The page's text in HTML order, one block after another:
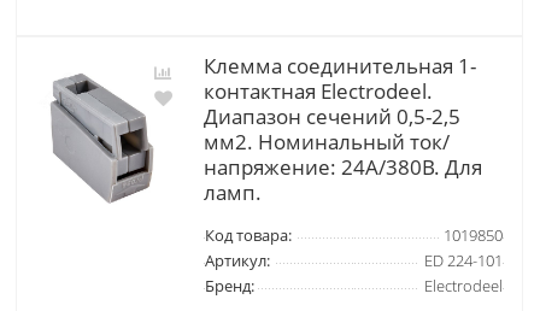
Клемма соединительная 1-
контактная Elеctrodeel.
Диапазон сечений 0,5-2,5
мм2. Номинальный ток/
напряжение: 24А/380В. Для
ламп.
Код товара:
1019850
Артикул:
ED 224-101
Бренд:
Electrodeel